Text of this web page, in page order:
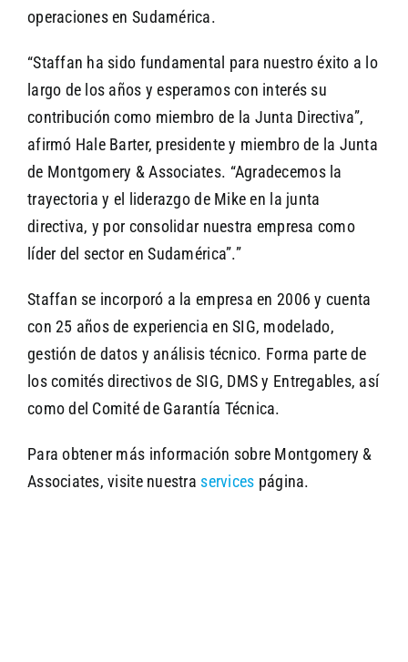
operaciones en Sudamérica.
“Staffan ha sido fundamental para nuestro éxito a lo
largo de los años y esperamos con interés su
contribución como miembro de la Junta Directiva”,
afirmó Hale Barter, presidente y miembro de la Junta
de Montgomery & Associates. “Agradecemos la
trayectoria y el liderazgo de Mike en la junta
directiva, y por consolidar nuestra empresa como
líder del sector en Sudamérica”.”
Staffan se incorporó a la empresa en 2006 y cuenta
con 25 años de experiencia en SIG, modelado,
gestión de datos y análisis técnico. Forma parte de
los comités directivos de SIG, DMS y Entregables, así
como del Comité de Garantía Técnica.
Para obtener más información sobre Montgomery &
Associates, visite nuestra services página.